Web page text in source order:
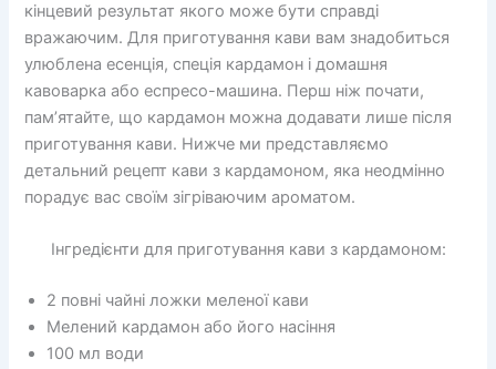
кінцевий результат якого може бути справді
вражаючим. Для приготування кави вам знадобиться
улюблена есенція, спеція кардамон і домашня
кавоварка або еспресо-машина. Перш ніж почати,
пам’ятайте, що кардамон можна додавати лише після
приготування кави. Нижче ми представляємо
детальний рецепт кави з кардамоном, яка неодмінно
порадує вас своїм зігріваючим ароматом.
Інгредієнти для приготування кави з кардамоном:
2 повні чайні ложки меленої кави
Мелений кардамон або його насіння
100 мл води